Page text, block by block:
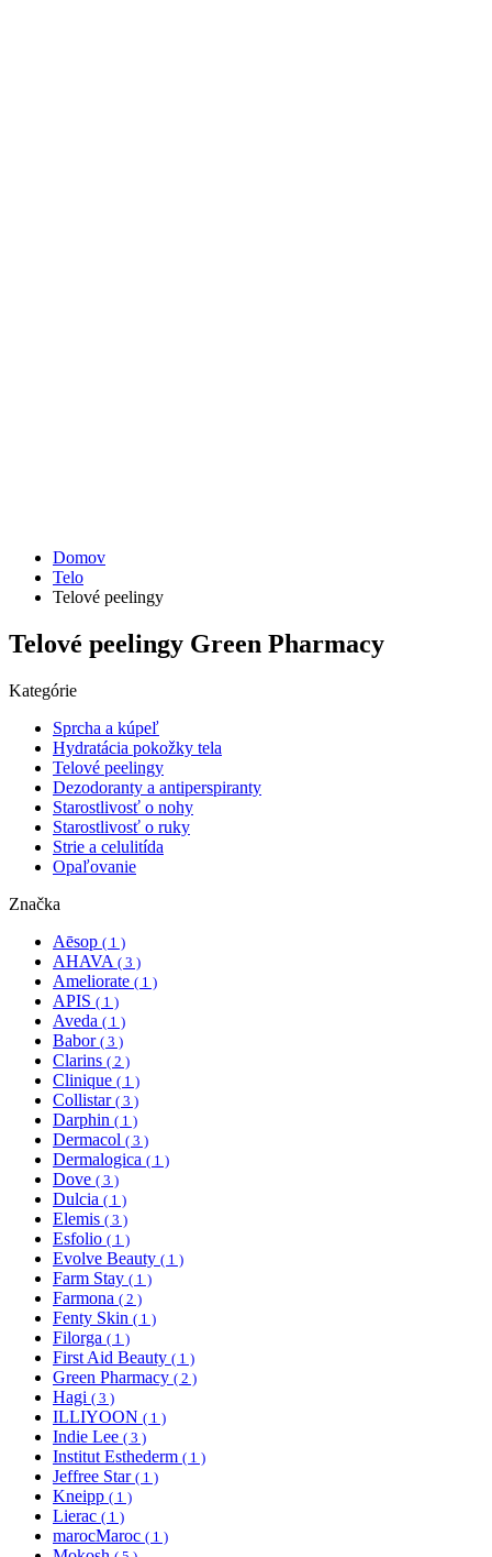
Domov
Telo
Telové peelingy
Telové peelingy Green Pharmacy
Kategórie
Sprcha a kúpeľ
Hydratácia pokožky tela
Telové peelingy
Dezodoranty a antiperspiranty
Starostlivosť o nohy
Starostlivosť o ruky
Strie a celulitída
Opaľovanie
Značka
Aēsop ( 1 )
AHAVA ( 3 )
Ameliorate ( 1 )
APIS ( 1 )
Aveda ( 1 )
Babor ( 3 )
Clarins ( 2 )
Clinique ( 1 )
Collistar ( 3 )
Darphin ( 1 )
Dermacol ( 3 )
Dermalogica ( 1 )
Dove ( 3 )
Dulcia ( 1 )
Elemis ( 3 )
Esfolio ( 1 )
Evolve Beauty ( 1 )
Farm Stay ( 1 )
Farmona ( 2 )
Fenty Skin ( 1 )
Filorga ( 1 )
First Aid Beauty ( 1 )
Green Pharmacy ( 2 )
Hagi ( 3 )
ILLIYOON ( 1 )
Indie Lee ( 3 )
Institut Esthederm ( 1 )
Jeffree Star ( 1 )
Kneipp ( 1 )
Lierac ( 1 )
marocMaroc ( 1 )